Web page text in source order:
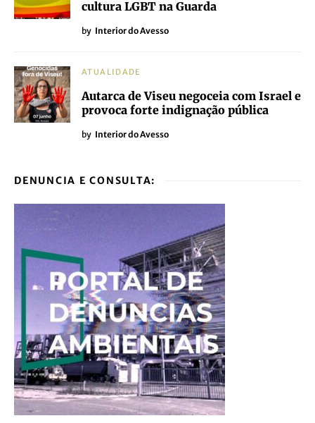
Freguesia
by
Sementeira 13: regressa ao Centro
Histórico de Viseu de 9 a 20 de Julho
by
ATUALIDADE
Let’s Swap dinamiza mercados de
Interior do Avesso
ATUALIDADE
Altamente Queer celebra visibilidade e
cultura LGBT na Guarda
by Interior do Avesso
ATUALIDADE
Autarca de Viseu negoceia com Israel e